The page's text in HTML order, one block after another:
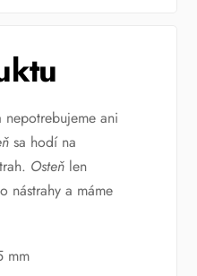
nepotrebujeme ani
sa hodí na
Osteňlen
nástrahy a máme
mm